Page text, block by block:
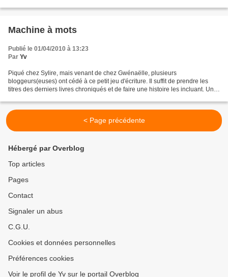
Machine à mots
Publié le 01/04/2010 à 13:23
Par Yv
Piqué chez Sylire, mais venant de chez Gwénaëlle, plusieurs
bloggeurs(euses) ont cédé à ce petit jeu d'écriture. Il suffit de prendre les
titres des derniers livres chroniqués et de faire une histoire les incluant. Un
< Page précédente
Hébergé par Overblog
Top articles
Pages
Contact
Signaler un abus
C.G.U.
Cookies et données personnelles
Préférences cookies
Voir le profil de Yv sur le portail Overblog